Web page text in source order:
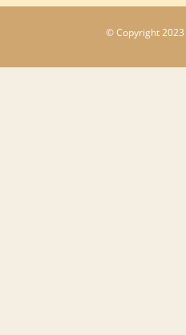
© Copyright 2023